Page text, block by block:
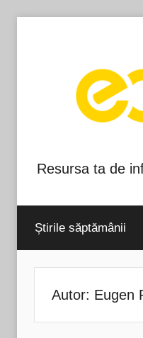
Blog-
ul
GPeC
Resursa ta de
Știrile săptămânii
Autor: Eugen